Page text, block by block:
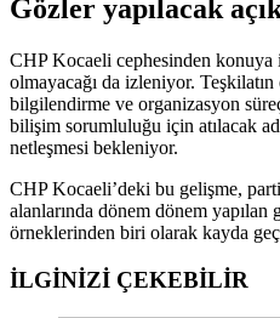
Gözler yapılacak
CHP Kocaeli cephesinden
olmayacağı da izleniyor.
bilgilendirme ve organizasyon
bilişim sorumluluğu için atılacak
netleşmesi bekleniyor.
CHP Kocaeli’deki bu gelişme,
alanlarında dönem dönem
örneklerinden biri olarak kayda
İLGİNİZİ ÇEKEBİLİR